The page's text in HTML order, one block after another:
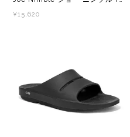
¥15,620